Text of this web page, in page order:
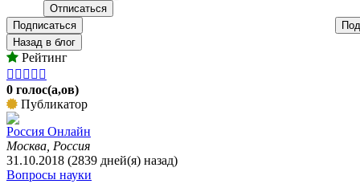
Подписаться
Назад в блог
Рейтинг
    
0 голос(а,ов)
Публикатор
Россия Онлайн
Москва, Россия
31.10.2018 (2839 дней(я) назад)
Вопросы науки